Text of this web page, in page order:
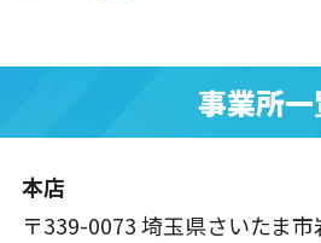
事業所
本店
〒339-0073 埼玉県さいたま